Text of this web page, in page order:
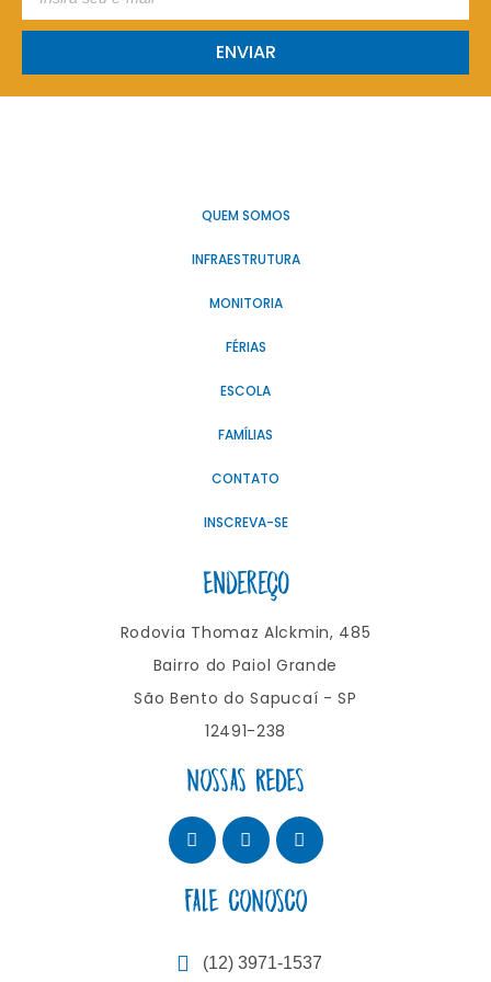
ENVIAR
QUEM SOMOS
INFRAESTRUTURA
MONITORIA
FÉRIAS
ESCOLA
FAMÍLIAS
CONTATO
INSCREVA-SE
Endereço
Rodovia Thomaz Alckmin, 485
Bairro do Paiol Grande
São Bento do Sapucaí - SP
12491-238
NOSSAS REDES
FALE CONOSCO
(12) 3971-1537